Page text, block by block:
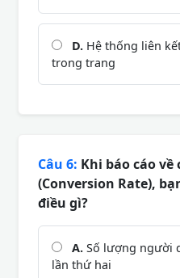
D. Hệ thống liên
trong trang
Câu 6: Khi báo cáo về
(Conversion Rate),
điều gì?
A. Số lượng người
lần thứ hai